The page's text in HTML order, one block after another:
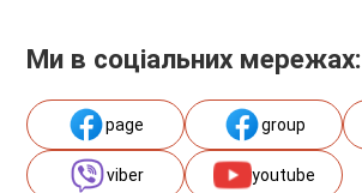
Ми в соціальних мережах:
page group
viber youtube